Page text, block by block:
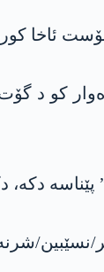
ئاخا
کو د
دکە،